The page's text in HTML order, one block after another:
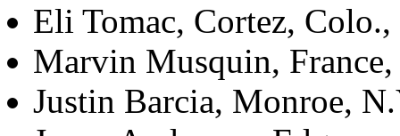
Eli Tomac, Cortez,
Marvin Musquin,
Justin Barcia, Monroe,